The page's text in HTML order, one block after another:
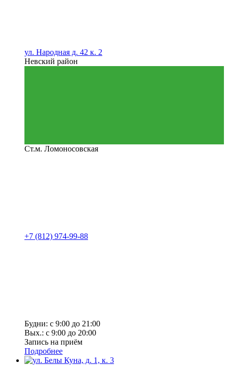
ул. Народная д. 42 к. 2
Невский район
Ст.м. Ломоносовская
+7 (812) 974-99-88
Будни: с 9:00 до 21:00
Вых.: с 9:00 до 20:00
Запись на приём
Подробнее